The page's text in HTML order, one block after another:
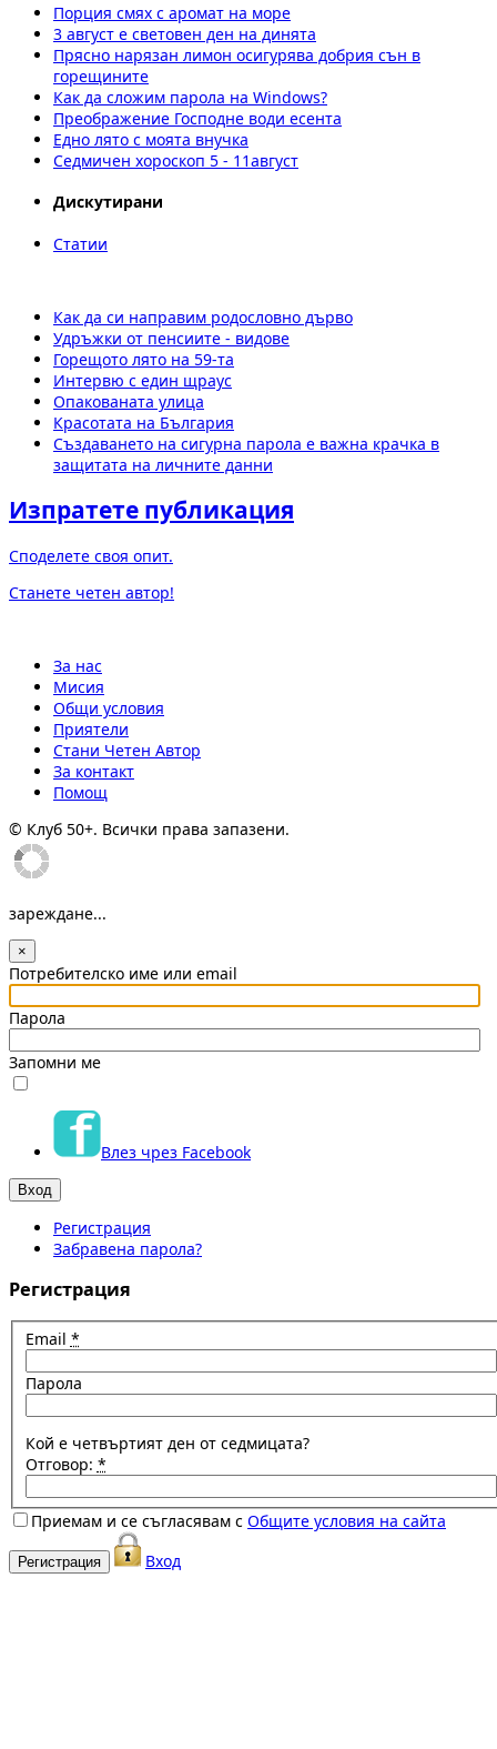
Порция смях с аромат на море
3 август е световен ден на динята
Прясно нарязан лимон осигурява добрия сън в
горещините
Как да сложим парола на Windows?
Преображение Господне води есента
Едно лято с моята внучка
Седмичен хороскоп 5 - 11август
Дискутирани
Статии
Как да си направим родословно дърво
Удръжки от пенсиите - видове
Горещото лято на 59-та
Интервю с един щраус
Опакованата улица
Красотата на България
Създаването на сигурна парола е важна крачка в
защитата на личните данни
Изпратете публикация
Споделете своя опит.
Станете четен автор!
За нас
Мисия
Общи условия
Приятели
Стани Четен Автор
За контакт
Помощ
© Клуб 50+. Всички права запазени.
зареждане...
×
Потребителско име или email
Парола
Запомни ме
Влез чрез Facebook
Регистрация
Забравена парола?
Регистрация
Email *
Парола
Кой е четвъртият ден от седмицата?
Отговор: *
Приемам и се съгласявам с Общите условия на сайта
Вход